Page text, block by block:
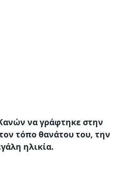
να γράφτηκε στην
τόπο θανάτου του, την
ηλικία.